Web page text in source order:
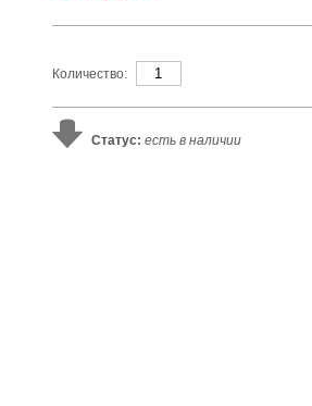
Количество:
Статус: есть в наличии